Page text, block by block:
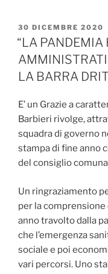
PUBBLICATO
IL
30 DICEMBRE 2020
“LA PANDEMIA
LA BARRA
E’ un Grazie a
Barbieri rivolge,
squadra di governo
stampa di fine anno
del consiglio
Un ringraziamento
per la
anno travolto dalla
che l’emergenza
sociale e poi
vari percorsi. Uno